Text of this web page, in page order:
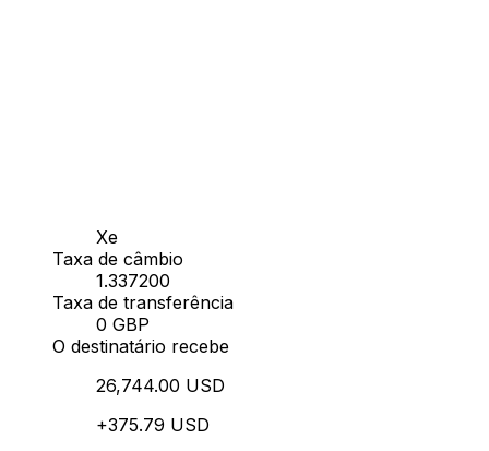
Xe
Taxa de câmbio
1.337200
Taxa de transferência
0 GBP
O destinatário recebe
26,744.00 USD
+375.79 USD